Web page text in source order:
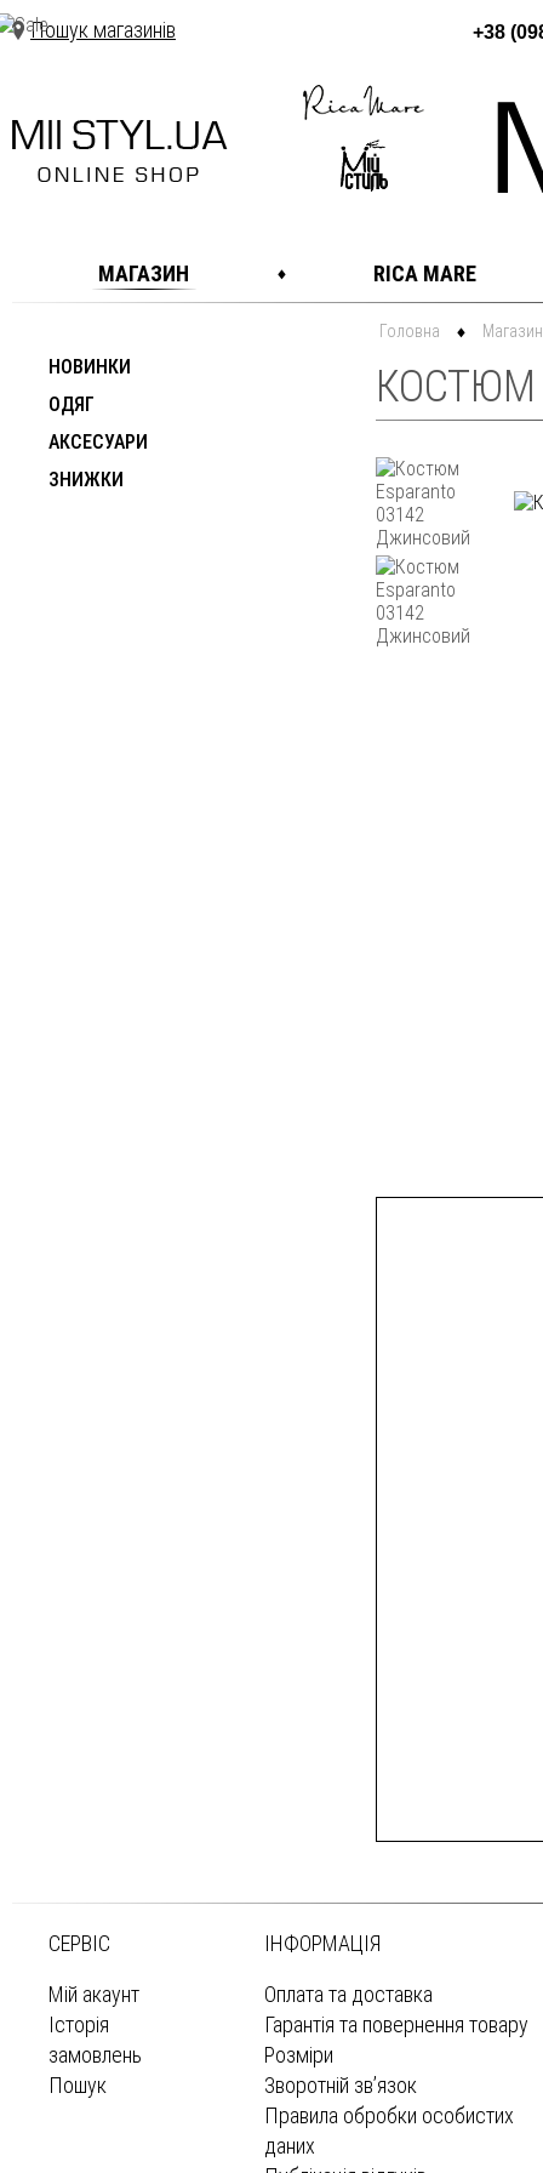
Пошук магазинів +38
МАГАЗИН RICA MARE
НОВИНКИ
ОДЯГ
АКСЕСУАРИ
ЗНИЖКИ
Головна Магазин
КОСТЮМ
СЕРВІС
Мій акаунт
Історія
замовлень
Пошук
ІНФОРМАЦІЯ
Оплата та доставка
Гарантія та повернення товару
Розміри
Зворотній зв’язок
Правила обробки особистих
даних